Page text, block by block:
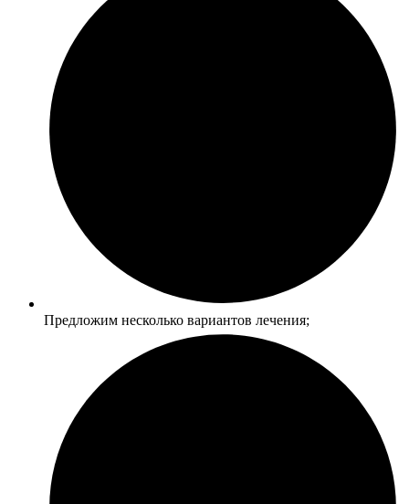
Предложим несколько вариантов лечения;